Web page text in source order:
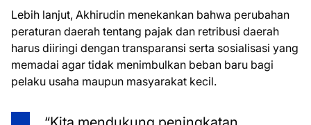
Lebih lanjut, Akhirudin menekankan bahwa perubahan
peraturan daerah tentang pajak dan retribusi daerah
harus diiringi dengan transparansi serta sosialisasi yang
memadai agar tidak menimbulkan beban baru bagi
pelaku usaha maupun masyarakat kecil.